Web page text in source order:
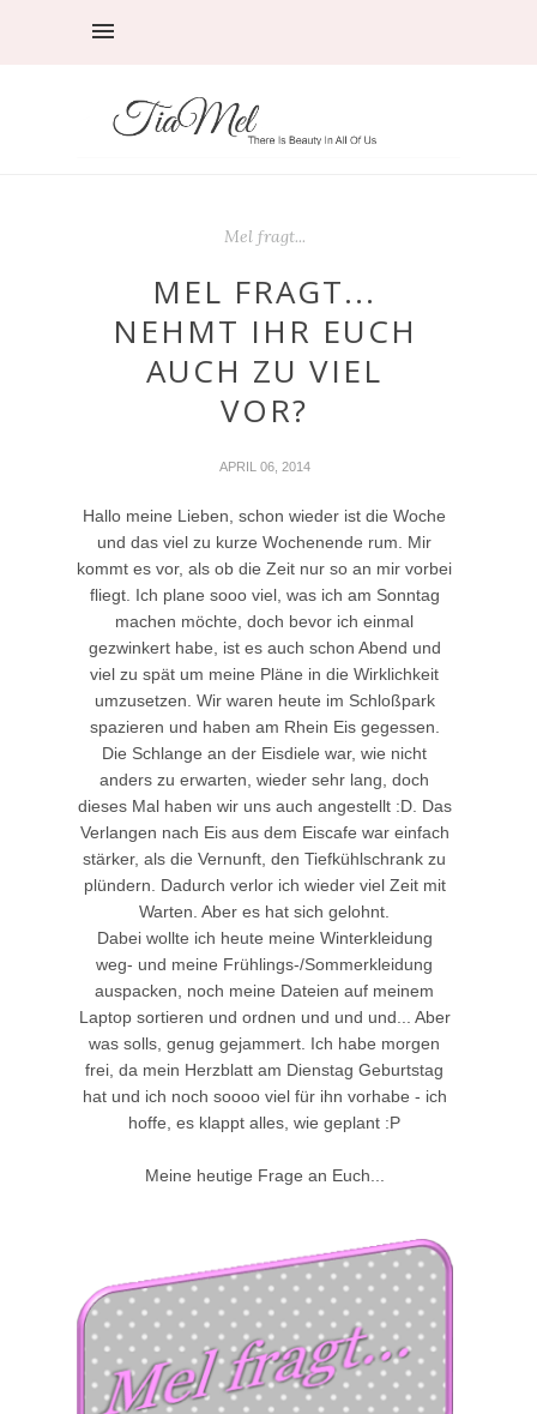
Mel fragt...
MEL FRAGT...
NEHMT IHR EUCH
AUCH ZU VIEL
VOR?
APRIL 06, 2014
Hallo meine Lieben, schon wieder ist die Woche
und das viel zu kurze Wochenende rum. Mir
kommt es vor, als ob die Zeit nur so an mir vorbei
fliegt. Ich plane sooo viel, was ich am Sonntag
machen möchte, doch bevor ich einmal
gezwinkert habe, ist es auch schon Abend und
viel zu spät um meine Pläne in die Wirklichkeit
umzusetzen. Wir waren heute im Schloßpark
spazieren und haben am Rhein Eis gegessen.
Die Schlange an der Eisdiele war, wie nicht
anders zu erwarten, wieder sehr lang, doch
dieses Mal haben wir uns auch angestellt :D. Das
Verlangen nach Eis aus dem Eiscafe war einfach
stärker, als die Vernunft, den Tiefkühlschrank zu
plündern. Dadurch verlor ich wieder viel Zeit mit
Warten. Aber es hat sich gelohnt.
Dabei wollte ich heute meine Winterkleidung
weg- und meine Frühlings-/Sommerkleidung
auspacken, noch meine Dateien auf meinem
Laptop sortieren und ordnen und und und... Aber
was solls, genug gejammert. Ich habe morgen
frei, da mein Herzblatt am Dienstag Geburtstag
hat und ich noch soooo viel für ihn vorhabe - ich
hoffe, es klappt alles, wie geplant :P
Meine heutige Frage an Euch...